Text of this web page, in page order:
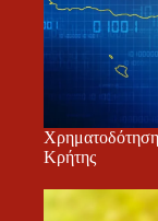
Κρήτης